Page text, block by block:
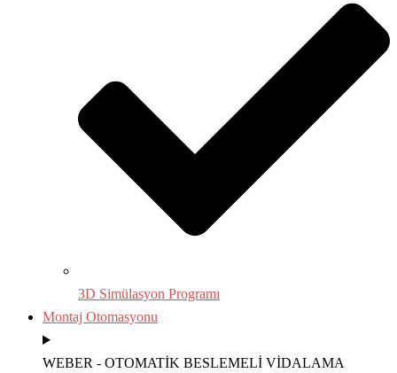
3D Simülasyon Programı
Montaj Otomasyonu
WEBER - OTOMATİK BESLEMELİ VİDALAMA